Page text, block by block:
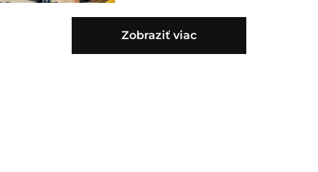
Zobraziť viac